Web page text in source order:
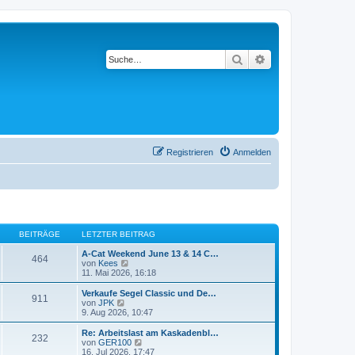
Suche
Anmelden
Registrieren
BEITRÄGE LETZTER BEITRAG
464
A-Cat Weekend June 13 & 14 C…
von Kees
e
u
e
s
r
B
e
11. Mai 2026, 16:18
911
Verkaufe Segel Classic und De…
von JPK
e
u
e
s
t
9. Aug 2026, 10:47
232
Re: Arbeitslast am Kaskadenbl…
von GER100
e
16. Jul 2026, 17:47